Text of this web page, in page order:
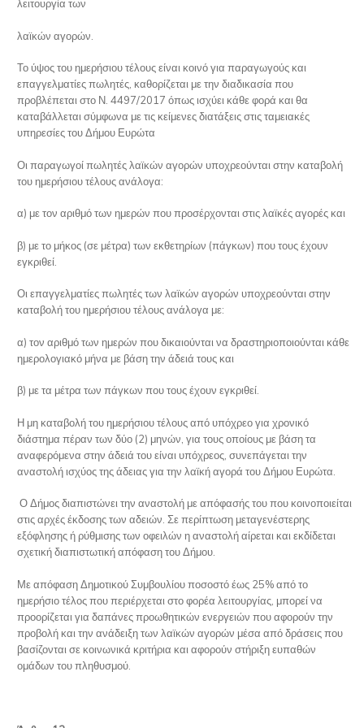
λειτουργία των
λαϊκών αγορών.
Το ύψος του ημερήσιου τέλους είναι κοινό για παραγωγούς και
επαγγελματίες πωλητές, καθορίζεται με την διαδικασία που
προβλέπεται στο Ν. 4497/2017 όπως ισχύει κάθε φορά και θα
καταβάλλεται σύμφωνα με τις κείμενες διατάξεις στις ταμειακές
υπηρεσίες του Δήμου Ευρώτα
Οι παραγωγοί πωλητές λαϊκών αγορών υποχρεούνται στην καταβολή
του ημερήσιου τέλους ανάλογα:
α) με τον αριθμό των ημερών που προσέρχονται στις λαϊκές αγορές και
β) με το μήκος (σε μέτρα) των εκθετηρίων (πάγκων) που τους έχουν
εγκριθεί.
Οι επαγγελματίες πωλητές των λαϊκών αγορών υποχρεούνται στην
καταβολή του ημερήσιου τέλους ανάλογα με:
α) τον αριθμό των ημερών που δικαιούνται να δραστηριοποιούνται κάθε
ημερολογιακό μήνα με βάση την άδειά τους και
β) με τα μέτρα των πάγκων που τους έχουν εγκριθεί.
Η μη καταβολή του ημερήσιου τέλους από υπόχρεο για χρονικό
διάστημα πέραν των δύο (2) μηνών, για τους οποίους με βάση τα
αναφερόμενα στην άδειά του είναι υπόχρεος, συνεπάγεται την
αναστολή ισχύος της άδειας για την λαϊκή αγορά του Δήμου Ευρώτα.
Ο Δήμος διαπιστώνει την αναστολή με απόφασής του που κοινοποιείται
στις αρχές έκδοσης των αδειών. Σε περίπτωση μεταγενέστερης
εξόφλησης ή ρύθμισης των οφειλών η αναστολή αίρεται και εκδίδεται
σχετική διαπιστωτική απόφαση του Δήμου.
Με απόφαση Δημοτικού Συμβουλίου ποσοστό έως 25% από το
ημερήσιο τέλος που περιέρχεται στο φορέα λειτουργίας, μπορεί να
προορίζεται για δαπάνες προωθητικών ενεργειών που αφορούν την
προβολή και την ανάδειξη των λαϊκών αγορών μέσα από δράσεις που
βασίζονται σε κοινωνικά κριτήρια και αφορούν στήριξη ευπαθών
ομάδων του πληθυσμού.